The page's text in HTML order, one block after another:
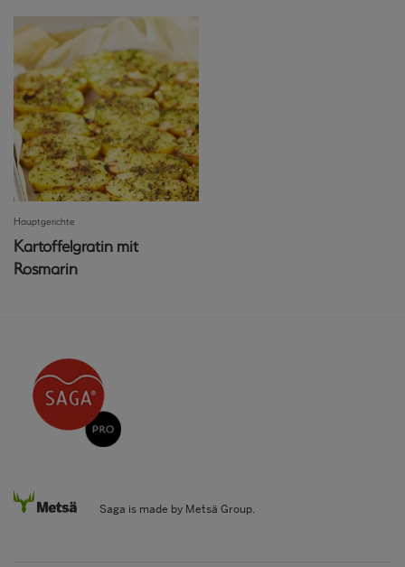
Hauptgerichte
Kartoffelgratin mit
Rosmarin
Saga is made by Metsä Group.